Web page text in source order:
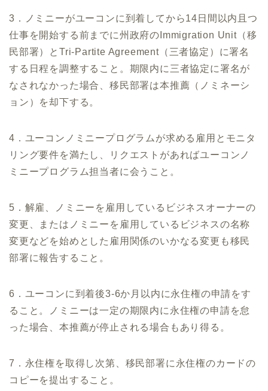
3．ノミニーがユーコンに到着してから14日間以内且つ
仕事を開始する前までに州政府のImmigration Unit（移
民部署）とTri-Partite Agreement（三者協定）に署名
する日程を調整すること。期限内に三者協定に署名が
なされなかった場合、移民部署は本推薦（ノミネーシ
ョン）を却下する。
4．ユーコンノミニープログラムが求める雇用とモニタ
リング要件を満たし、リクエストがあればユーコンノ
ミニープログラム担当者に会うこと。
5．解雇、ノミニーを雇用しているビジネスオーナーの
変更、またはノミニーを雇用しているビジネスの名称
変更などを始めとした雇用関係のいかなる変更も移民
部署に報告すること。
6．ユーコンに到着後3-6か月以内に永住権の申請をす
ること。ノミニーは一定の期限内に永住権の申請を怠
った場合、本推薦が停止される場合もあり得る。
7．永住権を取得し次第、移民部署に永住権のカードの
コピーを提出すること。